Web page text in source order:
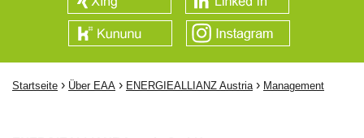
Startseite › Über EAA › ENERGIEALLIANZ Austria › Management